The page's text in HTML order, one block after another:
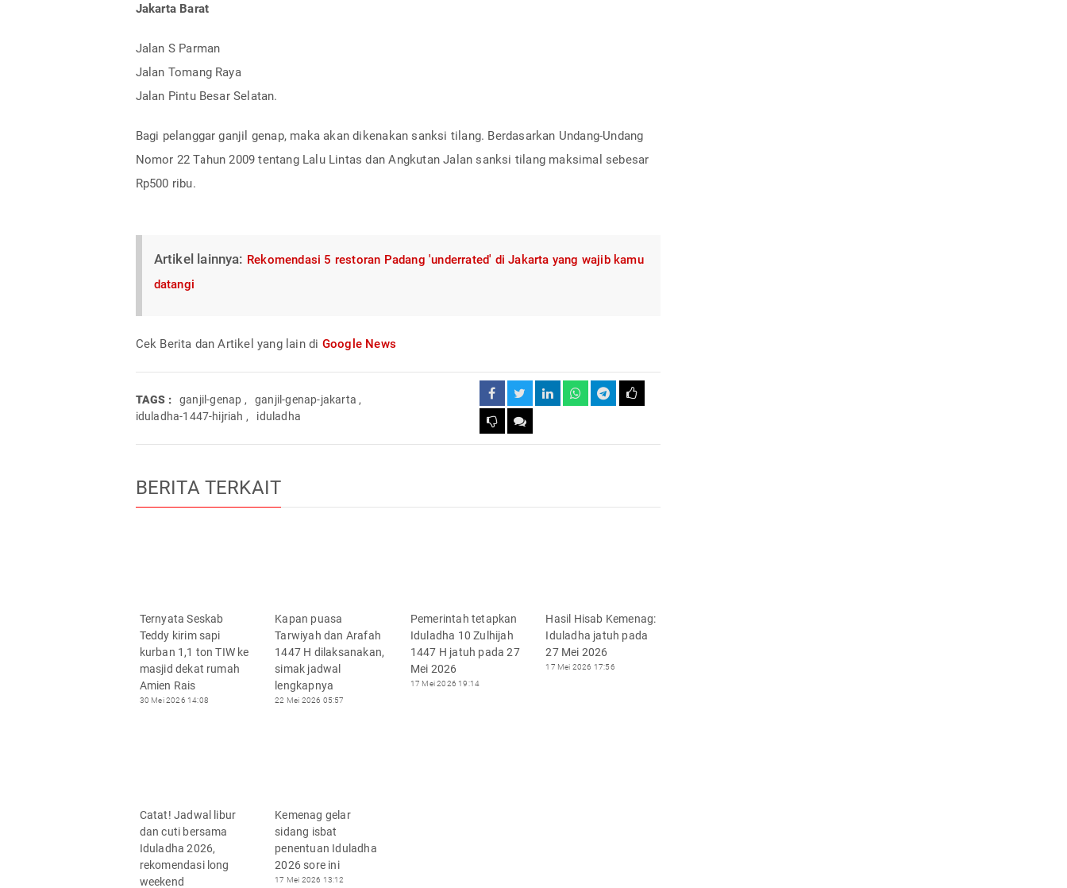
Jakarta Barat
Jalan S Parman
Jalan Tomang Raya
Jalan Pintu Besar Selatan.
Bagi pelanggar ganjil genap, maka akan dikenakan sanksi tilang. Berdasarkan Undang-Undang
Nomor 22 Tahun 2009 tentang Lalu Lintas dan Angkutan Jalan sanksi tilang maksimal sebesar
Rp500 ribu.
Artikel lainnya: Rekomendasi 5 restoran Padang 'underrated' di Jakarta yang wajib kamu
datangi
Cek Berita dan Artikel yang lain di Google News
TAGS : ganjil-genap , ganjil-genap-jakarta ,
iduladha-1447-hijriah , iduladha
BERITA TERKAIT
Ternyata Seskab
Teddy kirim sapi
kurban 1,1 ton TIW ke
masjid dekat rumah
Amien Rais
30 Mei 2026 14:08
Kapan puasa
Tarwiyah dan Arafah
1447 H dilaksanakan,
simak jadwal
lengkapnya
22 Mei 2026 05:57
Pemerintah tetapkan
Iduladha 10 Zulhijah
1447 H jatuh pada 27
Mei 2026
17 Mei 2026 19:14
Hasil Hisab Kemenag:
Iduladha jatuh pada
27 Mei 2026
17 Mei 2026 17:56
Catat! Jadwal libur
dan cuti bersama
Iduladha 2026,
rekomendasi long
weekend
Kemenag gelar
sidang isbat
penentuan Iduladha
2026 sore ini
17 Mei 2026 13:12